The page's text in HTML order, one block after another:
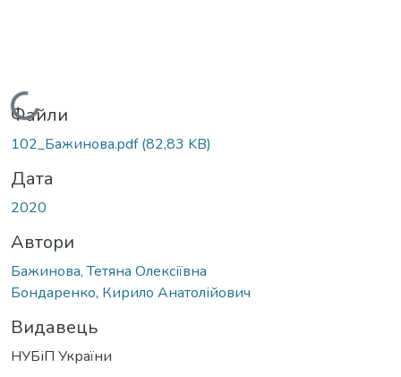
Вантажиться...
Файли
102_Бажинова.pdf(82,83 KB)
Дата
2020
Автори
Бажинова, Тетяна Олексіївна
Бондаренко, Кирило Анатолійович
Видавець
НУБіП України